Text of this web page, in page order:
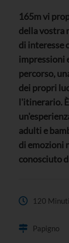
165m vi
della vostra
di interesse
impressioni
percorso,
dei propri
l'itinerario.
adulti e
di emozioni
conosciuto
120 Minuti
Papigno